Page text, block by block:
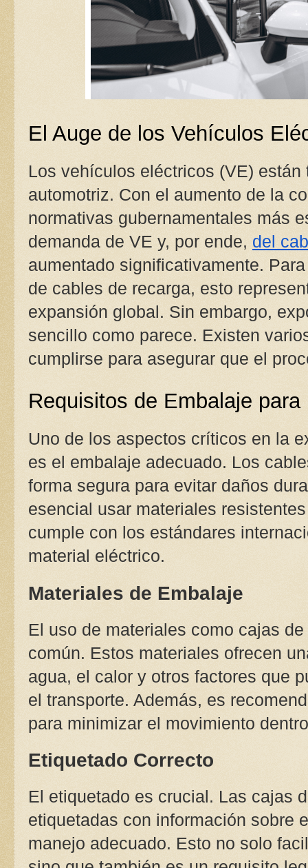
El Auge de los Vehículos
Los vehículos eléctricos (VE)
automotriz. Con el aumento de la
normativas gubernamentales más
demanda de VE y, por ende, del
aumentado significativamente.
de cables de recarga, esto
expansión global. Sin embargo,
sencillo como parece. Existen
cumplirse para asegurar que el
Requisitos de Embalaje
Uno de los aspectos críticos en la
es el embalaje adecuado. Los
forma segura para evitar daños
esencial usar materiales
cumple con los estándares
material eléctrico.
Materiales de Embalaje
El uso de materiales como cajas
común. Estos materiales ofrecen
agua, el calor y otros factores que
el transporte. Además, es
para minimizar el movimiento
Etiquetado Correcto
El etiquetado es crucial. Las cajas
etiquetadas con información sobre
manejo adecuado. Esto no solo